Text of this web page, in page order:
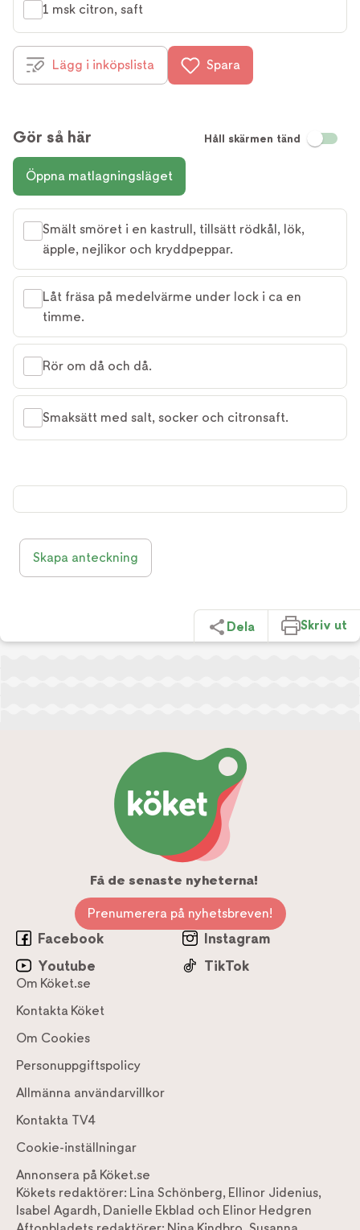
1 msk citron, saft
Lägg i inköpslista Spara
Gör så här Håll skärmen tänd
Öppna matlagningsläget
Smält smöret i en kastrull, tillsätt rödkål, lök,
äpple, nejlikor och kryddpeppar.
Låt fräsa på medelvärme under lock i ca en
timme.
Rör om då och då.
Smaksätt med salt, socker och citronsaft.
Skapa anteckning
Dela Skriv ut
Få de senaste nyheterna!
Prenumerera på nyhetsbreven!
Facebook
Instagram
Youtube
TikTok
Om Köket.se
Kontakta Köket
Om Cookies
Personuppgiftspolicy
Allmänna användarvillkor
Kontakta TV4
Cookie-inställningar
Annonsera på Köket.se
Kökets redaktörer: Lina Schönberg, Ellinor Jidenius,
Isabel Agardh, Danielle Ekblad och Elinor Hedgren